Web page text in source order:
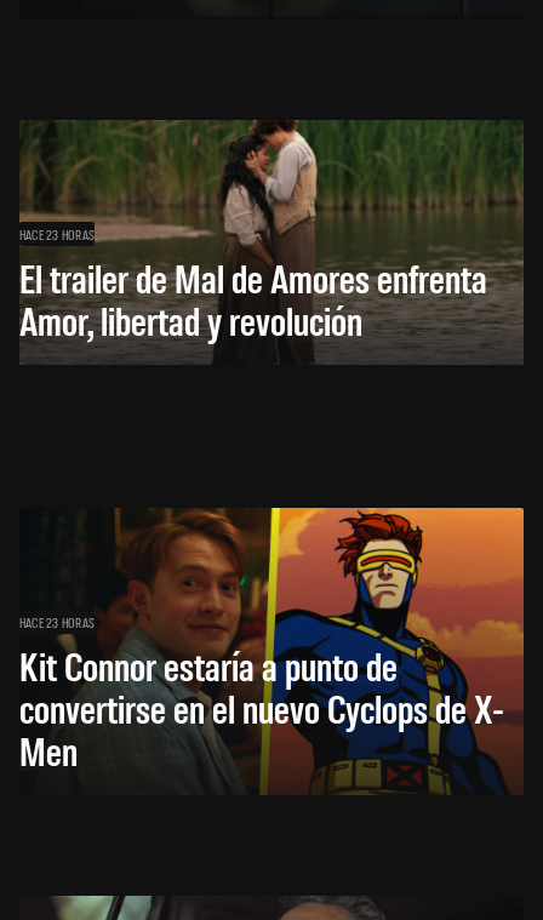
HACE 23 HORAS
El trailer de Mal de Amores enfrenta
Amor, libertad y revolución
HACE 23 HORAS
Kit Connor estaría a punto de
convertirse en el nuevo Cyclops de X-
Men